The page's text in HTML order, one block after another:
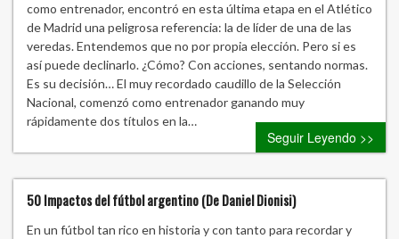
como entrenador, encontró en esta última etapa en el Atlético
de Madrid una peligrosa referencia: la de líder de una de las
veredas. Entendemos que no por propia elección. Pero si es
así puede declinarlo. ¿Cómo? Con acciones, sentando normas.
Es su decisión… El muy recordado caudillo de la Selección
Nacional, comenzó como entrenador ganando muy
rápidamente dos títulos en la…
Seguir Leyendo >>
50 Impactos del fútbol argentino (De Daniel Dionisi)
En un fútbol tan rico en historia y con tanto para recordar y